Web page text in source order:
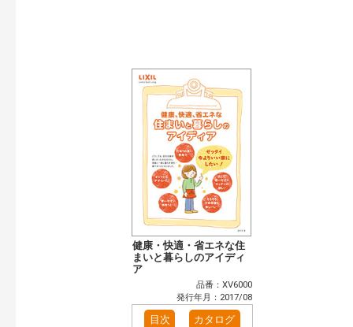
健康・快適・省エネな住
まいと暮らしのアイディ
ア
品番：XV6000
発行年月：2017/08
目次 カタログ